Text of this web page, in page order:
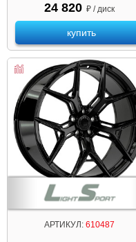
24 820 ₽ / диск
купить
АРТИКУЛ:610487